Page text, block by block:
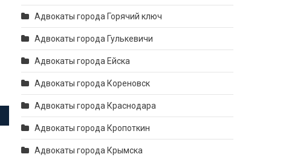
Адвокаты города Горячий ключ
Адвокаты города Гулькевичи
Адвокаты города Ейска
Адвокаты города Кореновск
Адвокаты города Краснодара
Адвокаты города Кропоткин
Адвокаты города Крымска